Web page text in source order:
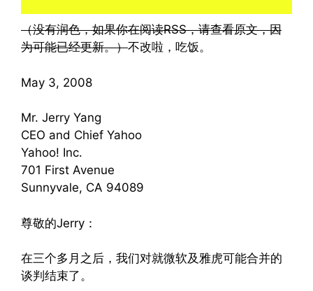
（没有润色，如果你在阅读RSS，请查看原文，因
为可能已经更新。）不改啦，吃饭。
May 3, 2008
Mr. Jerry Yang
CEO and Chief Yahoo
Yahoo! Inc.
701 First Avenue
Sunnyvale, CA 94089
尊敬的Jerry：
在三个多月之后，我们对就微软及雅虎可能合并的
谈判结束了。